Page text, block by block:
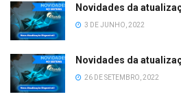
Novidades da
3 DE JUNHO, 2022
Novidades da
26 DE SETEMBRO, 2022